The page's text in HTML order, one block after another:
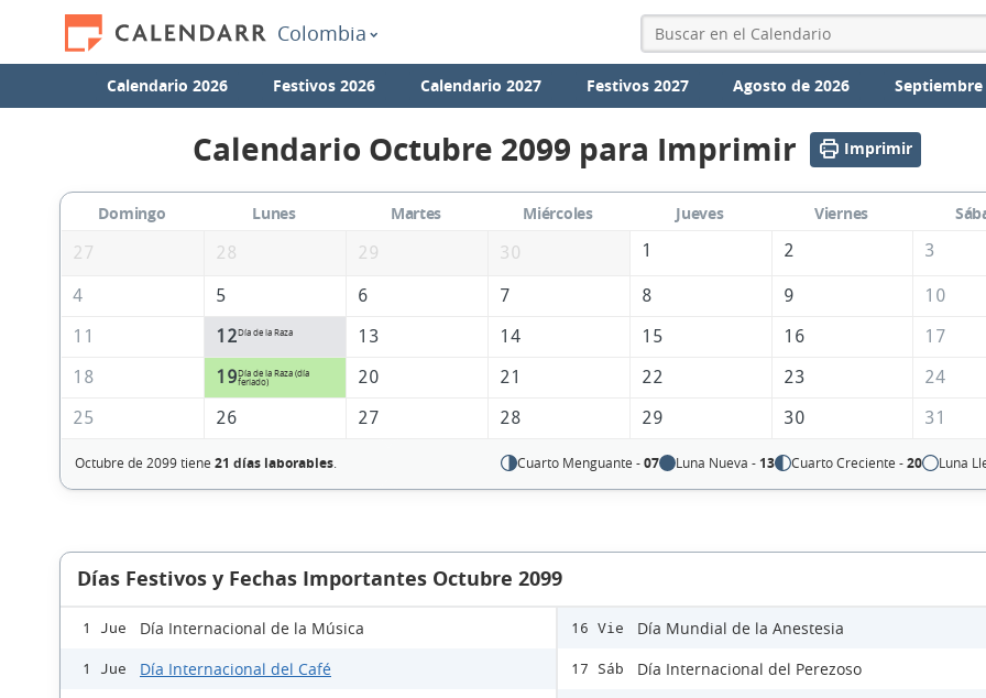
Colombia
Calendario 2026 Festivos 2026 Calendario 2027 Festivos 2027 Agosto de 2026 Septiembre
Calendario Octubre 2099 para Imprimir Imprimir
Domingo Lunes Martes Miércoles Jueves Viernes
27
28 29 30 1 2 3
4 5 6 7 8 9
10
11
12Día de la Raza 13 14 15 16
17
18
19Día de la Raza (día
feriado)
20 21 22 23
24
25
26 27 28 29 30 31
Octubre de 2099 tiene 21 días laborables. Cuarto Menguante -07 Luna Nueva - 13 Cuarto Creciente -20 Luna
Días Festivos y Fechas Importantes Octubre 2099
1 Jue Día Internacional de la Música
1 Jue Día Internacional del Café
16 Vie Día Mundial de la Anestesia
17 Sáb Día Internacional del Perezoso